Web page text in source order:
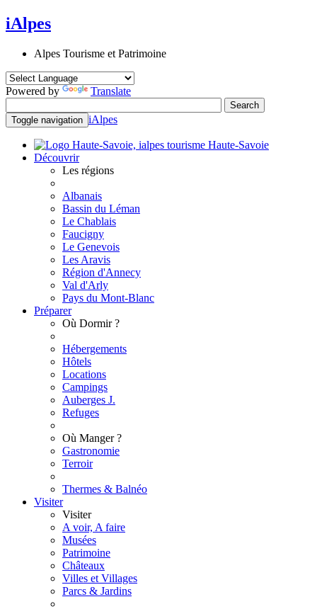
iAlpes
Alpes Tourisme et Patrimoine
Powered by Translate
Toggle navigation iAlpes
Haute-Savoie
Découvrir
Les régions
Albanais
Bassin du Léman
Le Chablais
Faucigny
Le Genevois
Les Aravis
Région d'Annecy
Val d'Arly
Pays du Mont-Blanc
Préparer
Où Dormir ?
Hébergements
Hôtels
Locations
Campings
Auberges J.
Refuges
Où Manger ?
Gastronomie
Terroir
Thermes & Balnéo
Visiter
Visiter
A voir, A faire
Musées
Patrimoine
Châteaux
Villes et Villages
Parcs & Jardins